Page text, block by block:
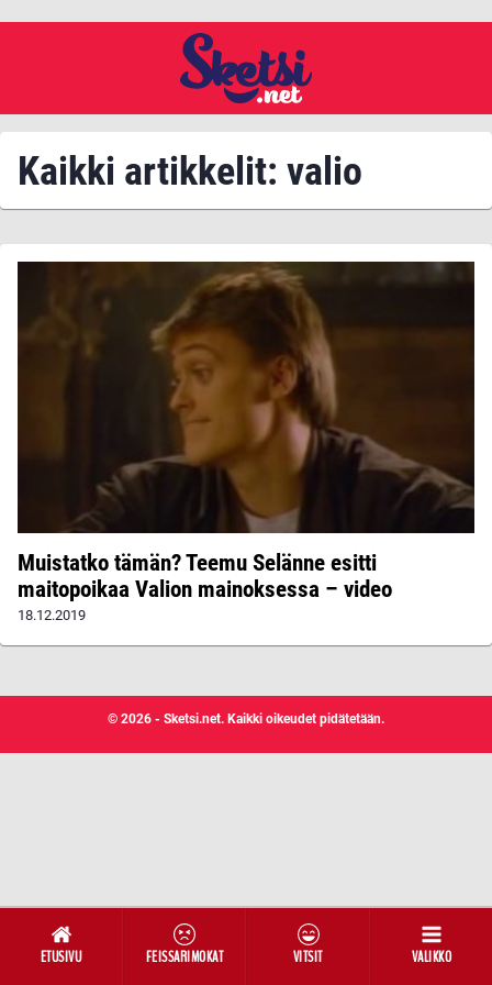
ETUSIVU FEISSARIMOKAT VITSIT VALIKKO
Kaikki artikkelit: valio
Muistatko tämän? Teemu Selänne esitti
maitopoikaa Valion mainoksessa – video
18.12.2019
© 2026 - Sketsi.net. Kaikki oikeudet pidätetään.